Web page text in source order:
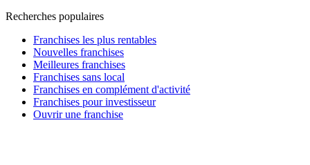
Recherches populaires
Franchises les plus rentables
Nouvelles franchises
Meilleures franchises
Franchises sans local
Franchises en complément d'activité
Franchises pour investisseur
Ouvrir une franchise